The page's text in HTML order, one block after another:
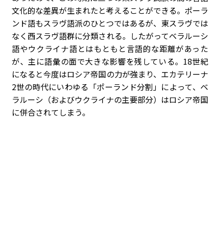
文化的な差異が生まれたと考えることができる。ポーラ
ンド語もスラヴ語派のひとつではあるが、東スラヴでは
なく西スラヴ語群に分類される。したがってベラルーシ
語やウクライナ語とはもともと言語的な距離があった
が、主に語彙の面で大きな影響を残している。18世紀
になると今度はロシア帝国の力が強まり、エカテリーナ
2世の時代にいわゆる「ポーランド分割」によって、ベ
ラルーシ（およびウクライナの主要部分）はロシア帝国
に併合されてしまう。